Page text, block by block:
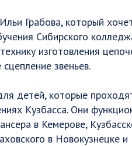
Грабова, который
Сибирского
изготовления
звеньев.
детей, которые
Кузбасса. Они
в Кемерове,
в Новокузнецке